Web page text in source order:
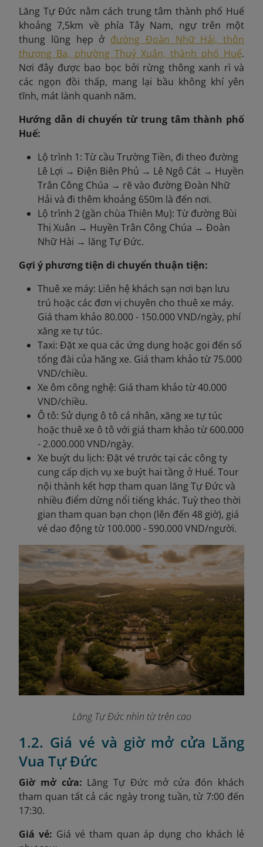
Lăng Tự Đức nằm cách trung tâm thành phố Huế
khoảng 7,5km về phía Tây Nam, ngự trên một
thung lũng hẹp ở đường Đoàn Nhữ Hải, thôn
thượng Ba, phường Thuỷ Xuân, thành phố Huế.
Nơi đây được bao bọc bởi rừng thông xanh rì và
các ngọn đồi thấp, mang lại bầu không khí yên
tĩnh, mát lành quanh năm.
Hướng dẫn di chuyển từ trung tâm thành phố
Huế:
Lộ trình 1: Từ cầu Trường Tiền, đi theo đường
Lê Lợi → Điện Biên Phủ → Lê Ngô Cát → Huyền
Trân Công Chúa → rẽ vào đường Đoàn Nhữ
Hải và đi thêm khoảng 650m là đến nơi.
Lộ trình 2 (gần chùa Thiên Mụ): Từ đường Bùi
Thị Xuân → Huyền Trân Công Chúa → Đoàn
Nhữ Hài → lăng Tự Đức.
Gợi ý phương tiện di chuyển thuận tiện:
Thuê xe máy: Liên hệ khách sạn nơi bạn lưu
trú hoặc các đơn vị chuyên cho thuê xe máy.
Giá tham khảo 80.000 - 150.000 VND/ngày, phí
xăng xe tự túc.
Taxi: Đặt xe qua các ứng dụng hoặc gọi đến số
tổng đài của hãng xe. Giá tham khảo từ 75.000
VND/chiều.
Xe ôm công nghệ: Giá tham khảo từ 40.000
VND/chiều.
Ô tô: Sử dụng ô tô cá nhân, xăng xe tự túc
hoặc thuê xe ô tô với giá tham khảo từ 600.000
- 2.000.000 VND/ngày.
Xe buýt du lịch: Đặt vé trước tại các công ty
cung cấp dịch vụ xe buýt hai tầng ở Huế. Tour
nội thành kết hợp tham quan lăng Tự Đức và
nhiều điểm dừng nổi tiếng khác. Tuỳ theo thời
gian tham quan bạn chọn (lên đến 48 giờ), giá
vé dao động từ 100.000 - 590.000 VND/người.
Lăng Tự Đức nhìn từ trên cao
1.2. Giá vé và giờ mở cửa Lăng
Vua Tự Đức
Giờ mở cửa: Lăng Tự Đức mở cửa đón khách
tham quan tất cả các ngày trong tuần, từ 7:00 đến
17:30.
Giá vé: Giá vé tham quan áp dụng cho khách lẻ